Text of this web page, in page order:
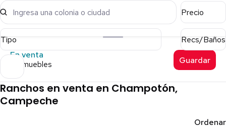
Ingresa una colonia o ciudad Precio
Tipo
Recs/Baños
En venta
6 inmuebles Guardar
Ranchos en venta en Champotón,
Campeche
Ordenar